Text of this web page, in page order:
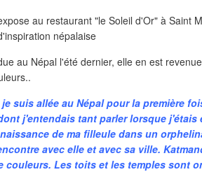
au restaurant "le Soleil d'Or" à Saint
népalaise
au Népal l'été dernier, elle en est
suis allée au Népal pour la première
j'entendais tant parler lorsque j'étais
de ma filleule dans un
avec elle et avec sa ville.
couleurs. Les toits et les temples sont